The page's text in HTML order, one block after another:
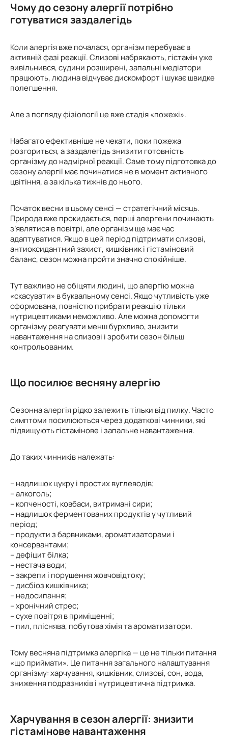
Чому до сезону алергії потрібно
готуватися заздалегідь
Коли алергія вже почалася, організм перебуває в
активній фазі реакції. Слизові набрякають, гістамін уже
вивільнився, судини розширені, запальні медіатори
працюють, людина відчуває дискомфорт і шукає швидке
полегшення.
Але з погляду фізіології це вже стадія «пожежі».
Набагато ефективніше не чекати, поки пожежа
розгориться, а заздалегідь знизити готовність
організму до надмірної реакції. Саме тому підготовка до
сезону алергії має починатися не в момент активного
цвітіння, а за кілька тижнів до нього.
Початок весни в цьому сенсі — стратегічний місяць.
Природа вже прокидається, перші алергени починають
з’являтися в повітрі, але організм ще має час
адаптуватися. Якщо в цей період підтримати слизові,
антиоксидантний захист, кишківник і гістаміновий
баланс, сезон можна пройти значно спокійніше.
Тут важливо не обіцяти людині, що алергію можна
«скасувати» в буквальному сенсі. Якщо чутливість уже
сформована, повністю прибрати реакцію тільки
нутрицевтиками неможливо. Але можна допомогти
організму реагувати менш бурхливо, знизити
навантаження на слизові і зробити сезон більш
контрольованим.
Що посилює весняну алергію
Сезонна алергія рідко залежить тільки від пилку. Часто
симптоми посилюються через додаткові чинники, які
підвищують гістамінове і запальне навантаження.
До таких чинників належать:
– надлишок цукру і простих вуглеводів;
– алкоголь;
– копченості, ковбаси, витримані сири;
– надлишок ферментованих продуктів у чутливий
період;
– продукти з барвниками, ароматизаторами і
консервантами;
– дефіцит білка;
– нестача води;
– закрепи і порушення жовчовідтоку;
– дисбіоз кишківника;
– недосипання;
– хронічний стрес;
– сухе повітря в приміщенні;
– пил, пліснява, побутова хімія та ароматизатори.
Тому весняна підтримка алергіка — це не тільки питання
«що приймати». Це питання загального налаштування
організму: харчування, кишківник, слизові, сон, вода,
зниження подразників і нутрицевтична підтримка.
Харчування в сезон алергії: знизити
гістамінове навантаження